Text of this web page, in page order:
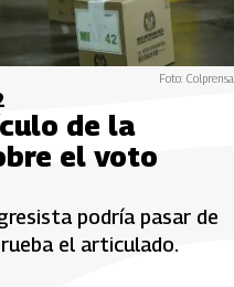
Foto: Colprensa
de la
el voto
podría pasar de
el articulado.